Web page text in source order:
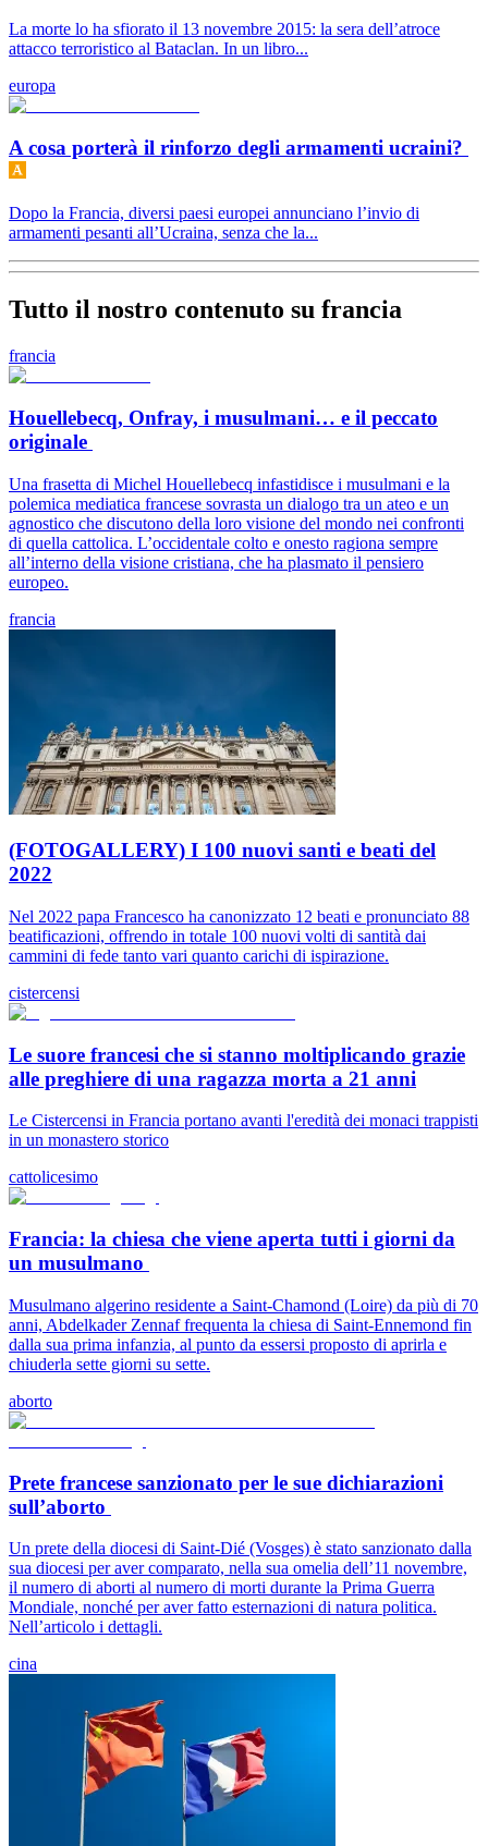
La morte lo ha sfiorato il 13 novembre 2015: la sera dell’atroce
attacco terroristico al Bataclan. In un libro...
europa
A cosa porterà il rinforzo degli armamenti ucraini?
Dopo la Francia, diversi paesi europei annunciano l’invio di
armamenti pesanti all’Ucraina, senza che la...
Tutto il nostro contenuto su francia
francia
Houellebecq, Onfray, i musulmani… e il peccato
originale
Una frasetta di Michel Houellebecq infastidisce i musulmani e la
polemica mediatica francese sovrasta un dialogo tra un ateo e un
agnostico che discutono della loro visione del mondo nei confronti
di quella cattolica. L’occidentale colto e onesto ragiona sempre
all’interno della visione cristiana, che ha plasmato il pensiero
europeo.
francia
(FOTOGALLERY) I 100 nuovi santi e beati del
2022
Nel 2022 papa Francesco ha canonizzato 12 beati e pronunciato 88
beatificazioni, offrendo in totale 100 nuovi volti di santità dai
cammini di fede tanto vari quanto carichi di ispirazione.
cistercensi
Le suore francesi che si stanno moltiplicando grazie
alle preghiere di una ragazza morta a 21 anni
Le Cistercensi in Francia portano avanti l'eredità dei monaci trappisti
in un monastero storico
cattolicesimo
Francia: la chiesa che viene aperta tutti i giorni da
un musulmano
Musulmano algerino residente a Saint-Chamond (Loire) da più di 70
anni, Abdelkader Zennaf frequenta la chiesa di Saint-Ennemond fin
dalla sua prima infanzia, al punto da essersi proposto di aprirla e
chiuderla sette giorni su sette.
aborto
Prete francese sanzionato per le sue dichiarazioni
sull’aborto
Un prete della diocesi di Saint-Dié (Vosges) è stato sanzionato dalla
sua diocesi per aver comparato, nella sua omelia dell’11 novembre,
il numero di aborti al numero di morti durante la Prima Guerra
Mondiale, nonché per aver fatto esternazioni di natura politica.
Nell’articolo i dettagli.
cina